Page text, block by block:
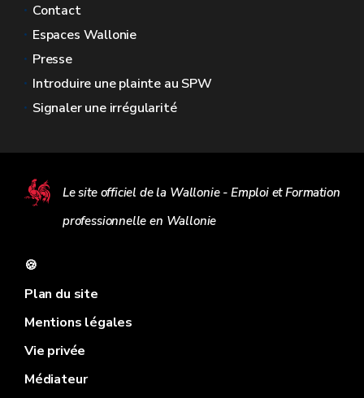
Contact
Espaces Wallonie
Presse
Introduire une plainte au SPW
Signaler une irrégularité
Le site officiel de la Wallonie - Emploi et Formation
professionnelle en Wallonie
🍪
Plan du site
Mentions légales
Vie privée
Médiateur